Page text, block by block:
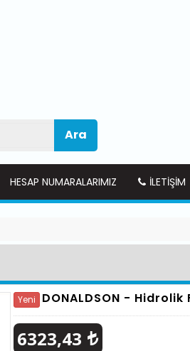
Ara
HESAP NUMARALARIMIZ İLETIŞIM
Yeni DONALDSON - Hidrolik
6323,43